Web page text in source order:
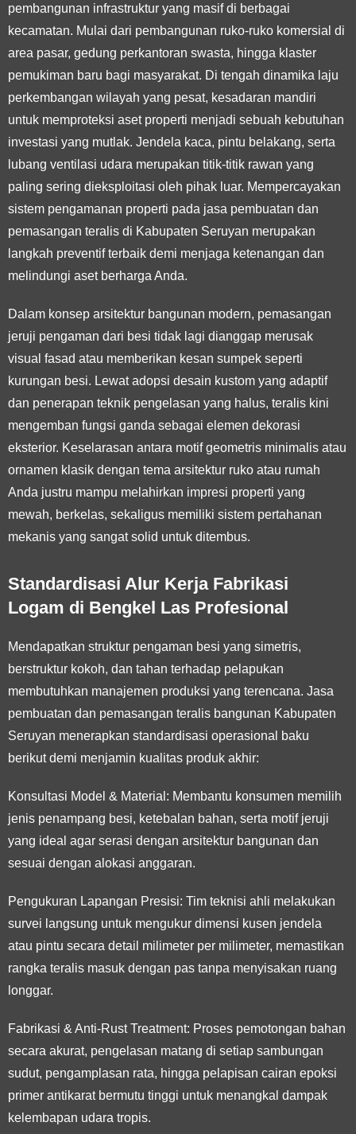
pembangunan infrastruktur yang masif di berbagai
kecamatan. Mulai dari pembangunan ruko-ruko komersial di
area pasar, gedung perkantoran swasta, hingga klaster
pemukiman baru bagi masyarakat. Di tengah dinamika laju
perkembangan wilayah yang pesat, kesadaran mandiri
untuk memproteksi aset properti menjadi sebuah kebutuhan
investasi yang mutlak. Jendela kaca, pintu belakang, serta
lubang ventilasi udara merupakan titik-titik rawan yang
paling sering dieksploitasi oleh pihak luar. Mempercayakan
sistem pengamanan properti pada jasa pembuatan dan
pemasangan teralis di Kabupaten Seruyan merupakan
langkah preventif terbaik demi menjaga ketenangan dan
melindungi aset berharga Anda.
Dalam konsep arsitektur bangunan modern, pemasangan
jeruji pengaman dari besi tidak lagi dianggap merusak
visual fasad atau memberikan kesan sumpek seperti
kurungan besi. Lewat adopsi desain kustom yang adaptif
dan penerapan teknik pengelasan yang halus, teralis kini
mengemban fungsi ganda sebagai elemen dekorasi
eksterior. Keselarasan antara motif geometris minimalis atau
ornamen klasik dengan tema arsitektur ruko atau rumah
Anda justru mampu melahirkan impresi properti yang
mewah, berkelas, sekaligus memiliki sistem pertahanan
mekanis yang sangat solid untuk ditembus.
Standardisasi Alur Kerja Fabrikasi
Logam di Bengkel Las Profesional
Mendapatkan struktur pengaman besi yang simetris,
berstruktur kokoh, dan tahan terhadap pelapukan
membutuhkan manajemen produksi yang terencana. Jasa
pembuatan dan pemasangan teralis bangunan Kabupaten
Seruyan menerapkan standardisasi operasional baku
berikut demi menjamin kualitas produk akhir:
Konsultasi Model & Material: Membantu konsumen memilih
jenis penampang besi, ketebalan bahan, serta motif jeruji
yang ideal agar serasi dengan arsitektur bangunan dan
sesuai dengan alokasi anggaran.
Pengukuran Lapangan Presisi: Tim teknisi ahli melakukan
survei langsung untuk mengukur dimensi kusen jendela
atau pintu secara detail milimeter per milimeter, memastikan
rangka teralis masuk dengan pas tanpa menyisakan ruang
longgar.
Fabrikasi & Anti-Rust Treatment: Proses pemotongan bahan
secara akurat, pengelasan matang di setiap sambungan
sudut, pengamplasan rata, hingga pelapisan cairan epoksi
primer antikarat bermutu tinggi untuk menangkal dampak
kelembapan udara tropis.